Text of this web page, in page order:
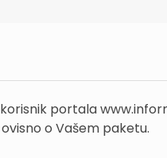
portala
o Vašem paketu.